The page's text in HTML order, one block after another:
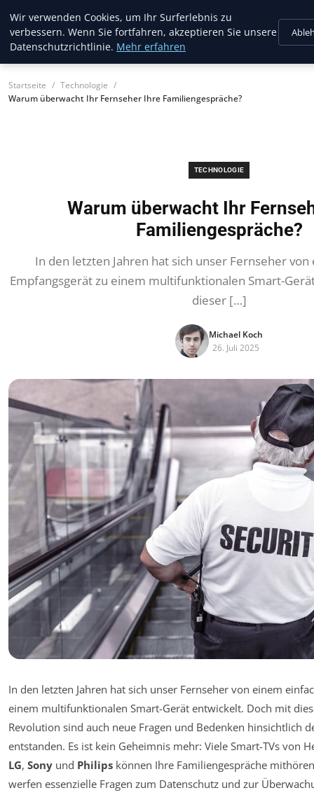
Musichits
Startseite
Technologie
Warum überwacht Ihr Fernseher Ihre Familiengespräche?
TECHNOLOGIE
Warum überwacht Ihr
Familiengespräche?
In den letzten Jahren hat sich unser Fernseher
Empfangsgerät zu einem multifunktionalen Smart-
dieser […]
Michael Koch
26. Juli 2025
In den letzten Jahren hat sich unser Fernseher von einem
einem multifunktionalen Smart-Gerät entwickelt. Doch mit
Revolution sind auch neue Fragen und Bedenken hinsichtlich
entstanden. Es ist kein Geheimnis mehr: Viele Smart-TVs von
LG, Sony und Philips können Ihre Familiengespräche
werfen essenzielle Fragen zum Datenschutz und zur
Wir verwenden Cookies, um Ihr Surferlebnis zu
verbessern. Wenn Sie fortfahren, akzeptieren Sie unsere
Datenschutzrichtlinie. Mehr erfahren